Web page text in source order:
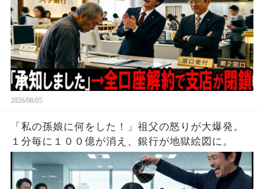
2026/08/05
「私の孫娘に何をした！」祖父の怒りが大爆発。
１分毎に１００億が消え、銀行が地獄絵図に。